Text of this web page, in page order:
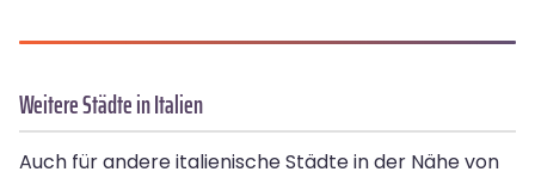
Weitere Städte in Italien
Auch für andere italienische Städte in der Nähe von